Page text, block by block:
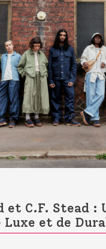
et C.F. Stead :
Luxe et de